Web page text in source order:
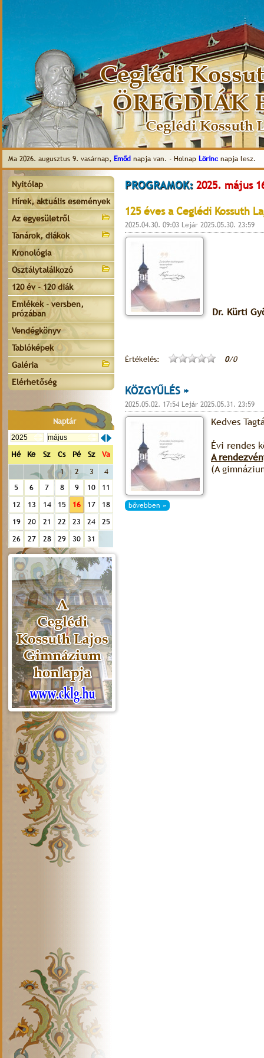
Ma 2026. augusztus 9. vasárnap, Emőd napja van. - Holnap Lörinc napja lesz.
Nyitólap
Hírek, aktuális események
Az egyesületről
Tanárok, diákok
Kronológia
Osztálytalálkozó
120 év - 120 diák
Emlékek - versben,
prózában
Vendégkönyv
Tablóképek
Galéria
Elérhetőség
Naptár
Hé Ke Sz Cs Pé Sz
Va
1
2 3
4
5
6 7 8 9 10
11
12
13 14 15 16 17
18
19
20 21 22 23 24
25
26
27 28 29 30 31
PROGRAMOK: 2025. május
125 éves a Ceglédi Kossuth
2025.04.30. 09:03 Lejár 2025.05.30. 23:59
Dr. Kürti
Értékelés: 0/0
KÖZGYŰLÉS »
2025.05.02. 17:54 Lejár 2025.05.31. 23:59
Kedves
Évi rendes
A
(A
bővebben »